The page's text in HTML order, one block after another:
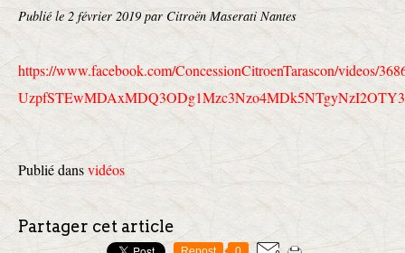
Publié le 2 février 2019 par Citroën Maserati Nantes
https://www.facebook.com/ConcessionCitroenTarascon/videos/
UzpfSTEwMDAxMDQ3ODg1Mzc3Nzo4MD
Publié dansvidéos
Partager cet article